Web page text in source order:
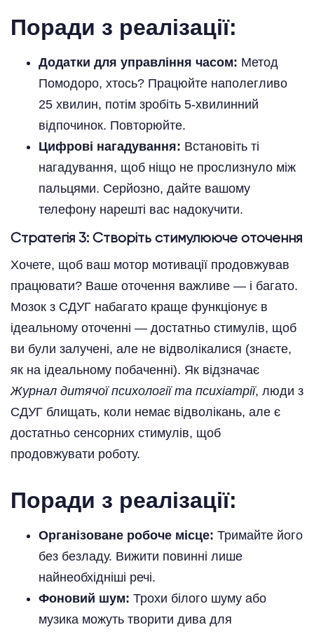
Поради з реалізації:
Додатки для управління часом: Метод
Помодоро, хтось? Працюйте наполегливо
25 хвилин, потім зробіть 5-хвилинний
відпочинок. Повторюйте.
Цифрові нагадування: Встановіть ті
нагадування, щоб ніщо не прослизнуло між
пальцями. Серйозно, дайте вашому
телефону нарешті вас надокучити.
Стратегія 3: Створіть стимулююче оточення
Хочете, щоб ваш мотор мотивації продовжував
працювати? Ваше оточення важливе — і багато.
Мозок з СДУГ набагато краще функціонує в
ідеальному оточенні — достатньо стимулів, щоб
ви були залучені, але не відволікалися (знаєте,
як на ідеальному побаченні). Як відзначає
Журнал дитячої психології та психіатрії, люди з
СДУГ блищать, коли немає відволікань, але є
достатньо сенсорних стимулів, щоб
продовжувати роботу.
Поради з реалізації:
Організоване робоче місце: Тримайте його
без безладу. Вижити повинні лише
найнеобхідніші речі.
Фоновий шум: Трохи білого шуму або
музика можуть творити дива для